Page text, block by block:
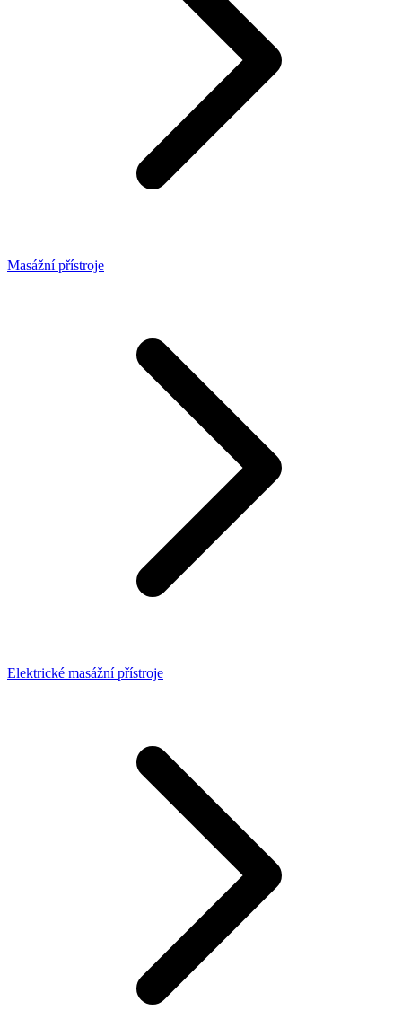
Masážní přístroje
Elektrické masážní přístroje